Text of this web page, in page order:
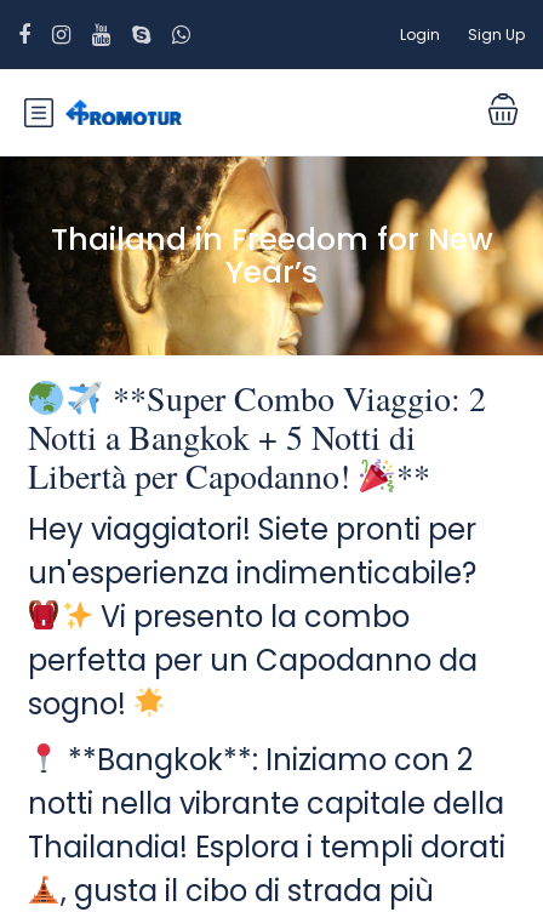
Login Sign Up
Thailand in Freedom for New
Year’s
**Super Combo Viaggio: 2
Notti a Bangkok + 5 Notti di
Libertà per Capodanno!
**
Hey viaggiatori! Siete pronti per
un'esperienza indimenticabile?
Vi presento la combo
perfetta per un Capodanno da
sogno!
**Bangkok**: Iniziamo con 2
notti nella vibrante capitale della
Thailandia! Esplora i templi dorati
, gusta il cibo di strada più